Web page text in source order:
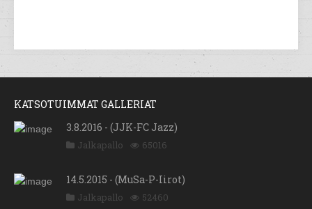
KATSOTUIMMAT GALLERIAT
3.8.2016 - (JJK-FC Jazz)
Jalkapallo 65016
14.5.2015 - (MuSa-P-Iirot)
Jalkapallo 52460